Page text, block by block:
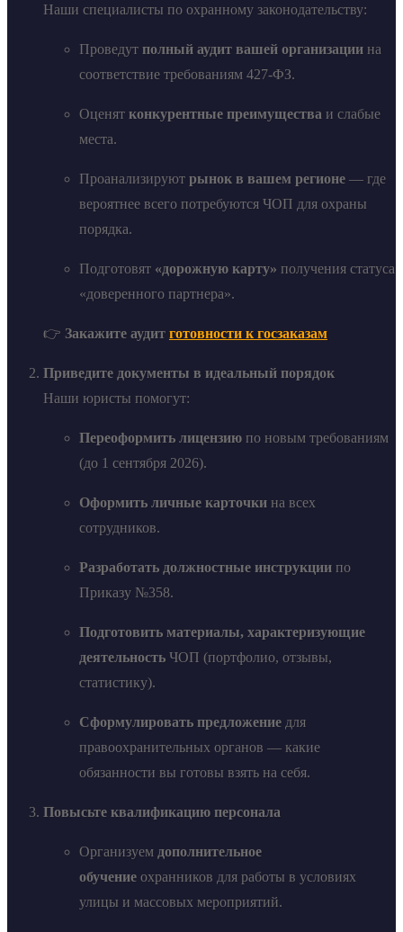
Наши специалисты по охранному законодательству:
Проведут полный аудит вашей организации на
соответствие требованиям 427-ФЗ.
Оценят конкурентные преимущества и слабые
места.
Проанализируют рынок в вашем регионе — где
вероятнее всего потребуются ЧОП для охраны
порядка.
Подготовят «дорожную карту» получения статуса
«доверенного партнера».
👉 Закажите аудит готовности к госзаказам
Приведите документы в идеальный порядок
Наши юристы помогут:
Переоформить лицензию по новым требованиям
(до 1 сентября 2026).
Оформить личные карточки на всех
сотрудников.
Разработать должностные инструкции по
Приказу №358.
Подготовить материалы, характеризующие
деятельность ЧОП (портфолио, отзывы,
статистику).
Сформулировать предложение для
правоохранительных органов — какие
обязанности вы готовы взять на себя.
Повысьте квалификацию персонала
Организуем дополнительное
обучение охранников для работы в условиях
улицы и массовых мероприятий.